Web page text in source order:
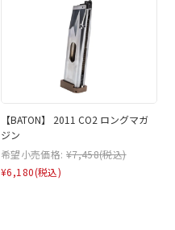
【BATON】 2011 CO2 ロングマガ
ジン
希望小売価格: ¥7,458(税込)
¥6,180(税込)